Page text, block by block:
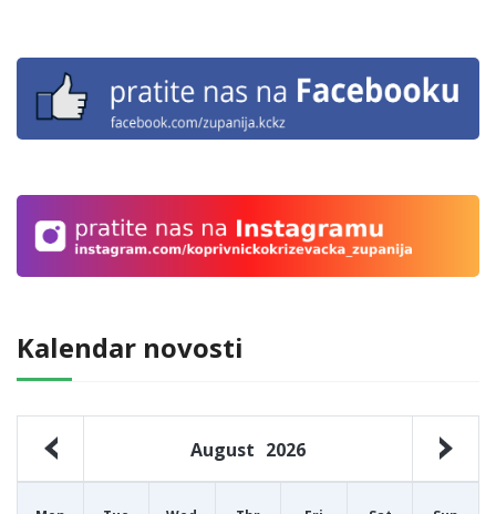
Kalendar novosti
August 2026